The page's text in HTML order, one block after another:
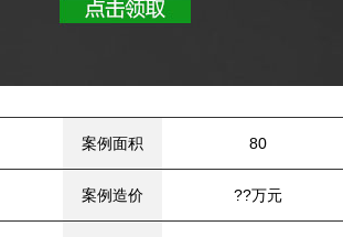
案例面积 80
案例造价 ??万元